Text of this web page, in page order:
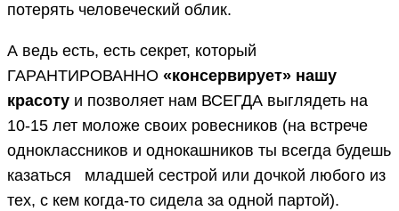
потерять человеческий облик.
А ведь есть, есть секрет, который
ГАРАНТИРОВАННО «консервирует» нашу
красоту и позволяет нам ВСЕГДА выглядеть на
10-15 лет моложе своих ровесников (на встрече
одноклассников и однокашников ты всегда будешь
казаться младшей сестрой или дочкой любого из
тех, с кем когда-то сидела за одной партой).